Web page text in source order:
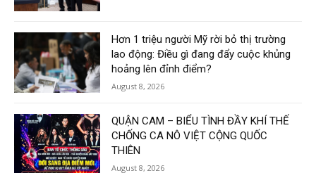
Hơn 1 triệu người Mỹ rời bỏ thị trường
lao động: Điều gì đang đẩy cuộc khủng
hoảng lên đỉnh điểm?
August 8, 2026
QUẬN CAM – BIỂU TÌNH ĐẦY KHÍ THẾ
CHỐNG CA NÔ VIỆT CỘNG QUỐC
THIÊN
August 8, 2026